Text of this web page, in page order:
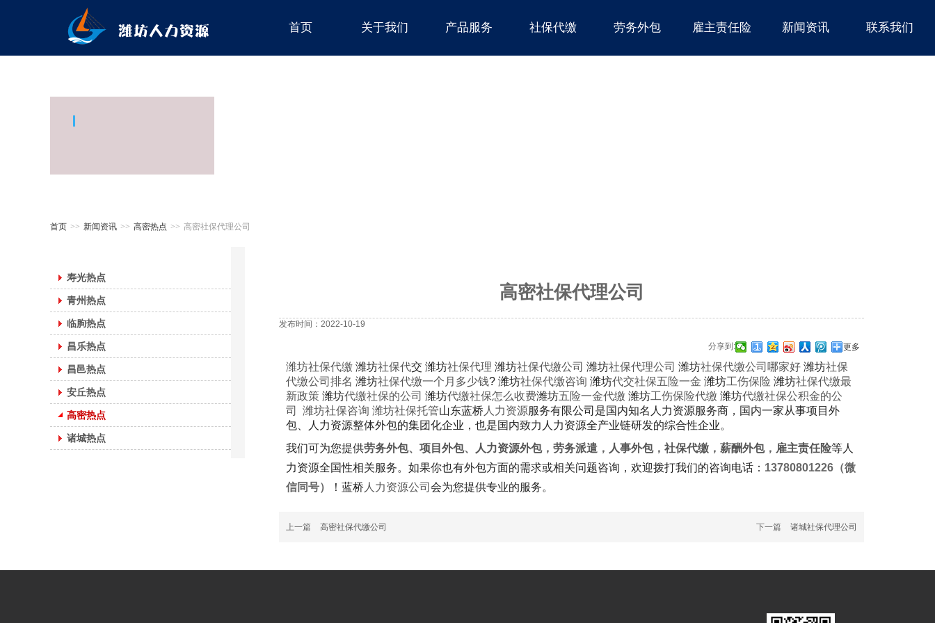
首页 关于我们 产品服务 社保代缴 劳务外包 雇主责任险 新闻资讯 联系我们
首页 >> 新闻资讯 >> 高密热点 >> 高密社保代理公司
寿光热点
青州热点
临朐热点
昌乐热点
昌邑热点
安丘热点
高密热点
诸城热点
高密社保代理公司
发布时间：2022-10-19
分享到: 更多
潍坊社保代缴 潍坊社保代交 潍坊社保代理 潍坊社保代缴公司 潍坊社保代理公司 潍坊社保代缴公司哪家好 潍坊社保
代缴公司排名 潍坊社保代缴一个月多少钱? 潍坊社保代缴咨询 潍坊代交社保五险一金 潍坊工伤保险 潍坊社保代缴最
新政策 潍坊代缴社保的公司 潍坊代缴社保怎么收费潍坊五险一金代缴 潍坊工伤保险代缴 潍坊代缴社保公积金的公
司
潍坊社保咨询 潍坊社保托管山东蓝桥 人力资源服务有限公司是国内知名人力资源服务商，国内一家从事项目外
包、人力资源整体外包的集团化企业，也是国内致力人力资源全产业链研发的综合性企业。
我们可为您提供劳务外包、 项目外包、 人力资源外包， 劳务派遣 ， 人事外包， 社保代缴 ， 薪酬外包， 雇主责任险等人
力资源全国性相关服务。如果你也有外包方面的需求或相关问题咨询，欢迎拨打我们的咨询电话： 13780801226（微
信同号）
！蓝桥 人力资源公司 会为您提供专业的服务。
上一篇 高密社保代缴公司 下一篇 诸城社保代理公司